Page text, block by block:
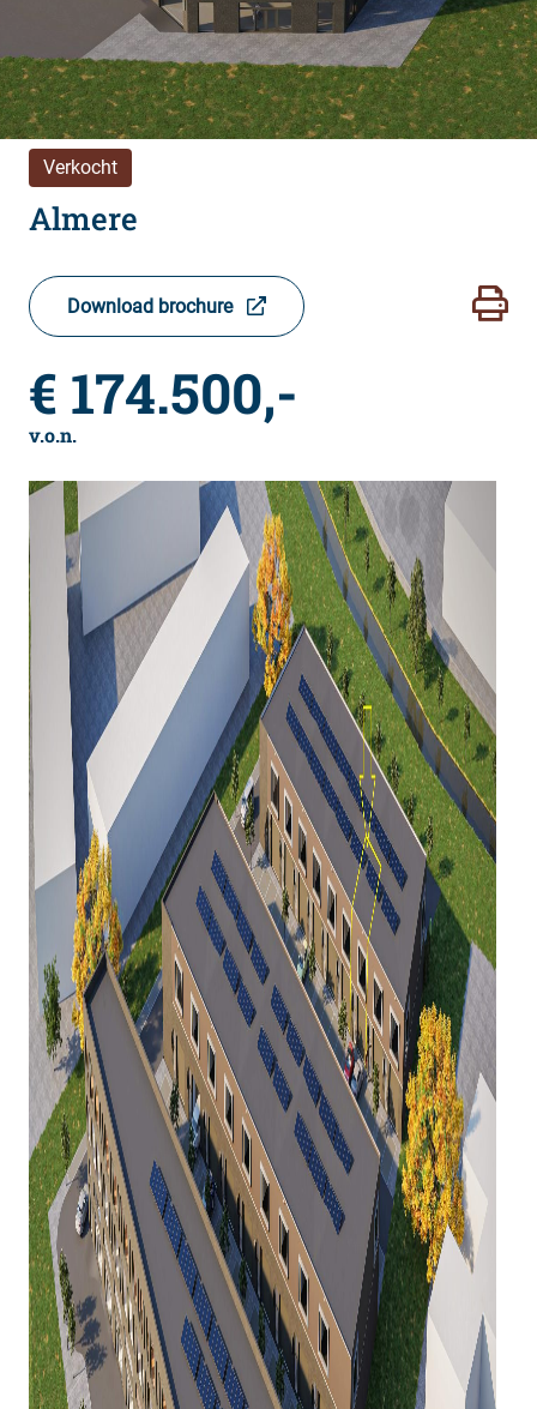
Verkocht
Almere
Download brochure
€ 174.500,-
v.o.n.